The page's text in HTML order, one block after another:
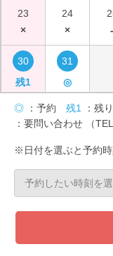
23
×
24
×
-
30
残1
31
◎
◎ ：予約 残1 ：残
：要問い合わせ （
※日付を選ぶと予約時